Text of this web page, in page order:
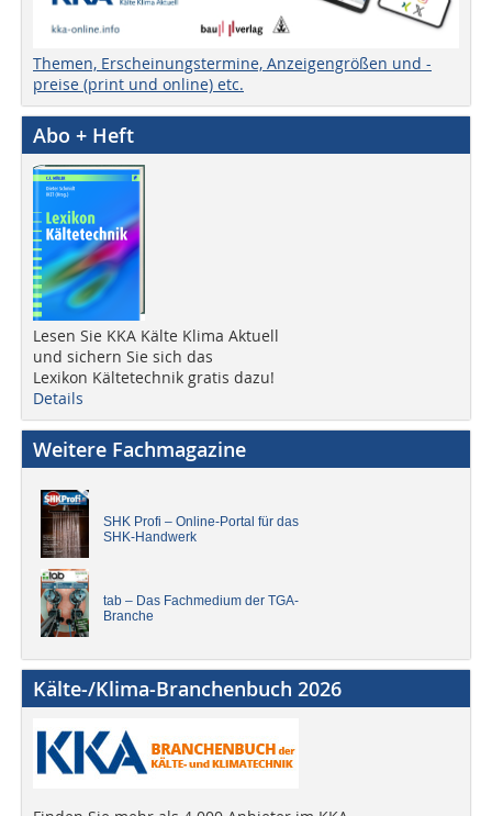
Themen, Erscheinungstermine, Anzeigengrößen und -
preise (print und online) etc.
Abo + Heft
Lesen Sie KKA Kälte Klima Aktuell
und sichern Sie sich das
Lexikon Kältetechnik gratis dazu!
Details
Weitere Fachmagazine
SHK Profi – Online-Portal für das
SHK-Handwerk
tab – Das Fachmedium der TGA-
Branche
Kälte-/Klima-Branchenbuch 2026